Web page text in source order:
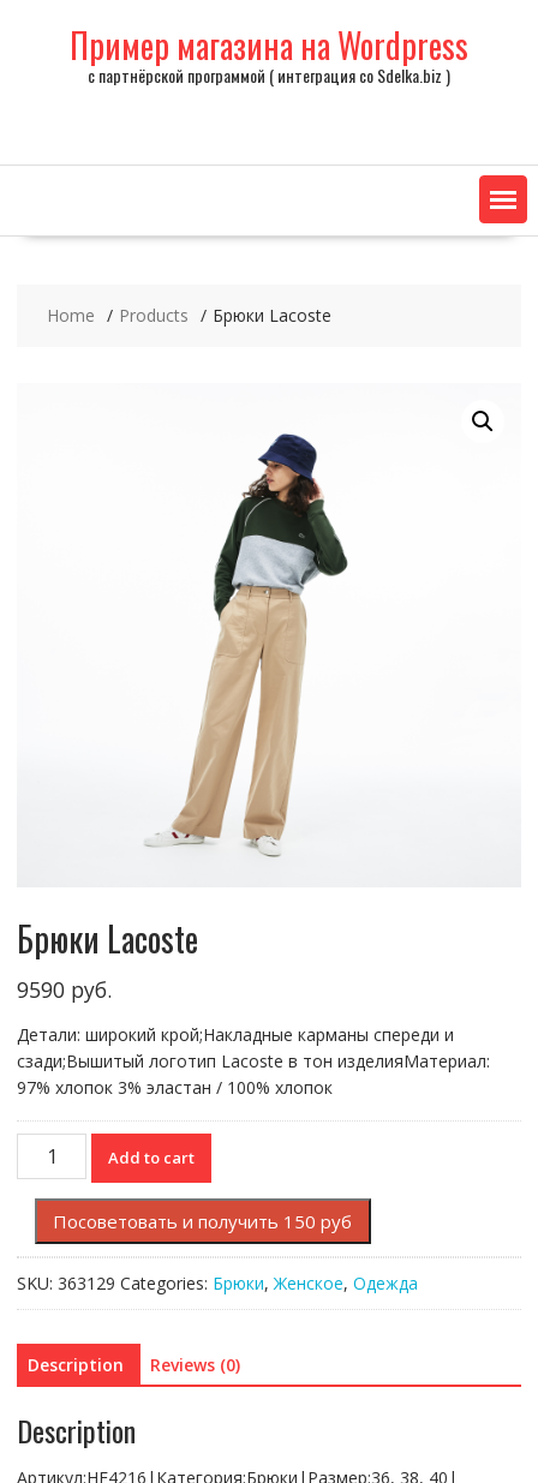
Пример магазина на Wordpress
с партнёрской программой ( интеграция со Sdelka.biz )
Home Products Брюки Lacoste
Брюки Lacoste
9590руб.
Детали: широкий крой;Накладные карманы спереди и
сзади;Вышитый логотип Lacoste в тон изделияМатериал:
97% хлопок 3% эластан / 100% хлопок
Брюки
Lacoste
quantity
Add to cart
Посоветовать и получить 150 руб
SKU: 363129 Categories: Брюки,Женское, Одежда
Description Reviews (0)
Description
Артикул:HF4216|Категория:Брюки|Размер:36, 38, 40|